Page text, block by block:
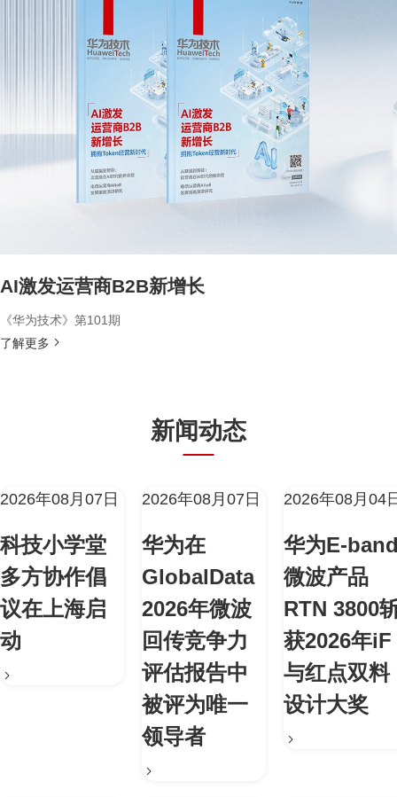
AI激发运营商B2B新增长
《华为技术》第101期
了解更多
新闻动态
2026年08月07日
科技小学堂
多方协作倡
议在上海启
动
2026年08月07日
华为在
GlobalData
2026年微波
回传竞争力
评估报告中
被评为唯一
领导者
2026年08月04
华为E-
微波产品
RTN 3800
获2026年iF
与红点双料
设计大奖